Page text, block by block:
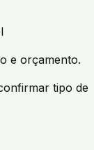
e orçamento.
tipo de